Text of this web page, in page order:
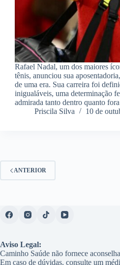
Rafael Nadal, um dos maiores
tênis, anunciou sua
de uma era. Sua carreira foi
inigualáveis, uma determinação
admirada tanto dentro quanto
Priscila Silva
10 de
ANTERIOR
Aviso Legal:
Caminho Saúde não fornece
Em caso de dúvidas, consulte um